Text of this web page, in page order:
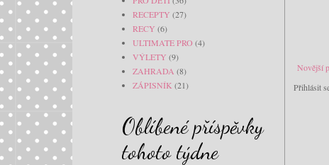
Novější
Přihlásit
RECEPTY (27)
RECY (6)
ULTIMATE PRO (4)
VÝLETY (9)
ZAHRADA (8)
ZÁPISNÍK (21)
Oblíbené příspěvky
tohoto týdne